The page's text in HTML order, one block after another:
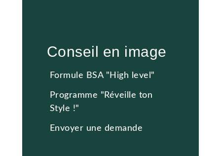
Conseil en image
Formule BSA "High level"
Programme "Réveille ton
Style !"
Envoyer une demande